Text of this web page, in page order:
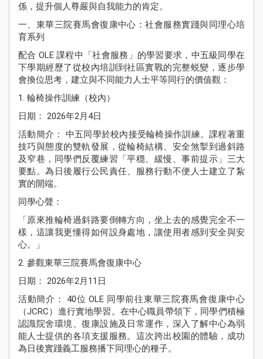
係，提升個人尊嚴與自我能力的肯定。
一、東華三院賽馬會復康中心：社會服務實踐與同理心培
育系列
配合 OLE 課程中「社會服務」的學習要求，中五級同學在
下學期經歷了從校內培訓到社區實戰的完整蜕變，逐步學
會換位思考，建立與不同能力人士平等同行的價值觀：
1. 輪椅操作訓練（校內）
日期： 2026年2月4日
活動簡介： 中五同學於校內接受輪椅操作訓練。課程著重
技巧與態度的雙軌發展，從輪椅結構、安全煞掣到過斜路
及窄巷，同學們反覆練習「平穩、緩慢、事前提示」三大
要點。為日後履行公民責任、服務行動不便人士建立了紮
實的開端。
同學心聲：
「原來推輪椅過斜路要倒轉方向，坐上去的感覺完全不一
樣，這讓我更懂得如何設身處地，讓使用者感到安全與安
心。」
2. 參觀東華三院賽馬會復康中心
日期： 2026年2月11日
活動簡介： 40位 OLE 同學前往東華三院賽馬會復康中心
（JCRC）進行實地學習。在中心職員帶領下，同學們積極
認識院舍環境、復康設施及日常運作，深入了解中心為弱
能人士提供的各項支援服務。這次跨出校園的體驗，成功
為日後實踐義工服務播下同理心的種子。